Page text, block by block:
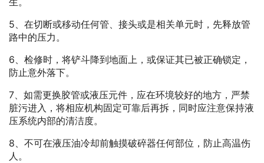
5、在切断或移动任何管、接头或是相关单元时，先释放管
路中的压力。
6、检修时，将铲斗降到地面上，或保证其已被正确锁定，
防止意外落下。
7、如需更换胶管或液压元件，应在环境较好的地方，严禁
脏污进入，将相应机构固定可靠后再拆，同时应注意保持液
压系统内部的清洁度。
8、不可在液压油冷却前触摸破碎器任何部位，防止高温伤
人。